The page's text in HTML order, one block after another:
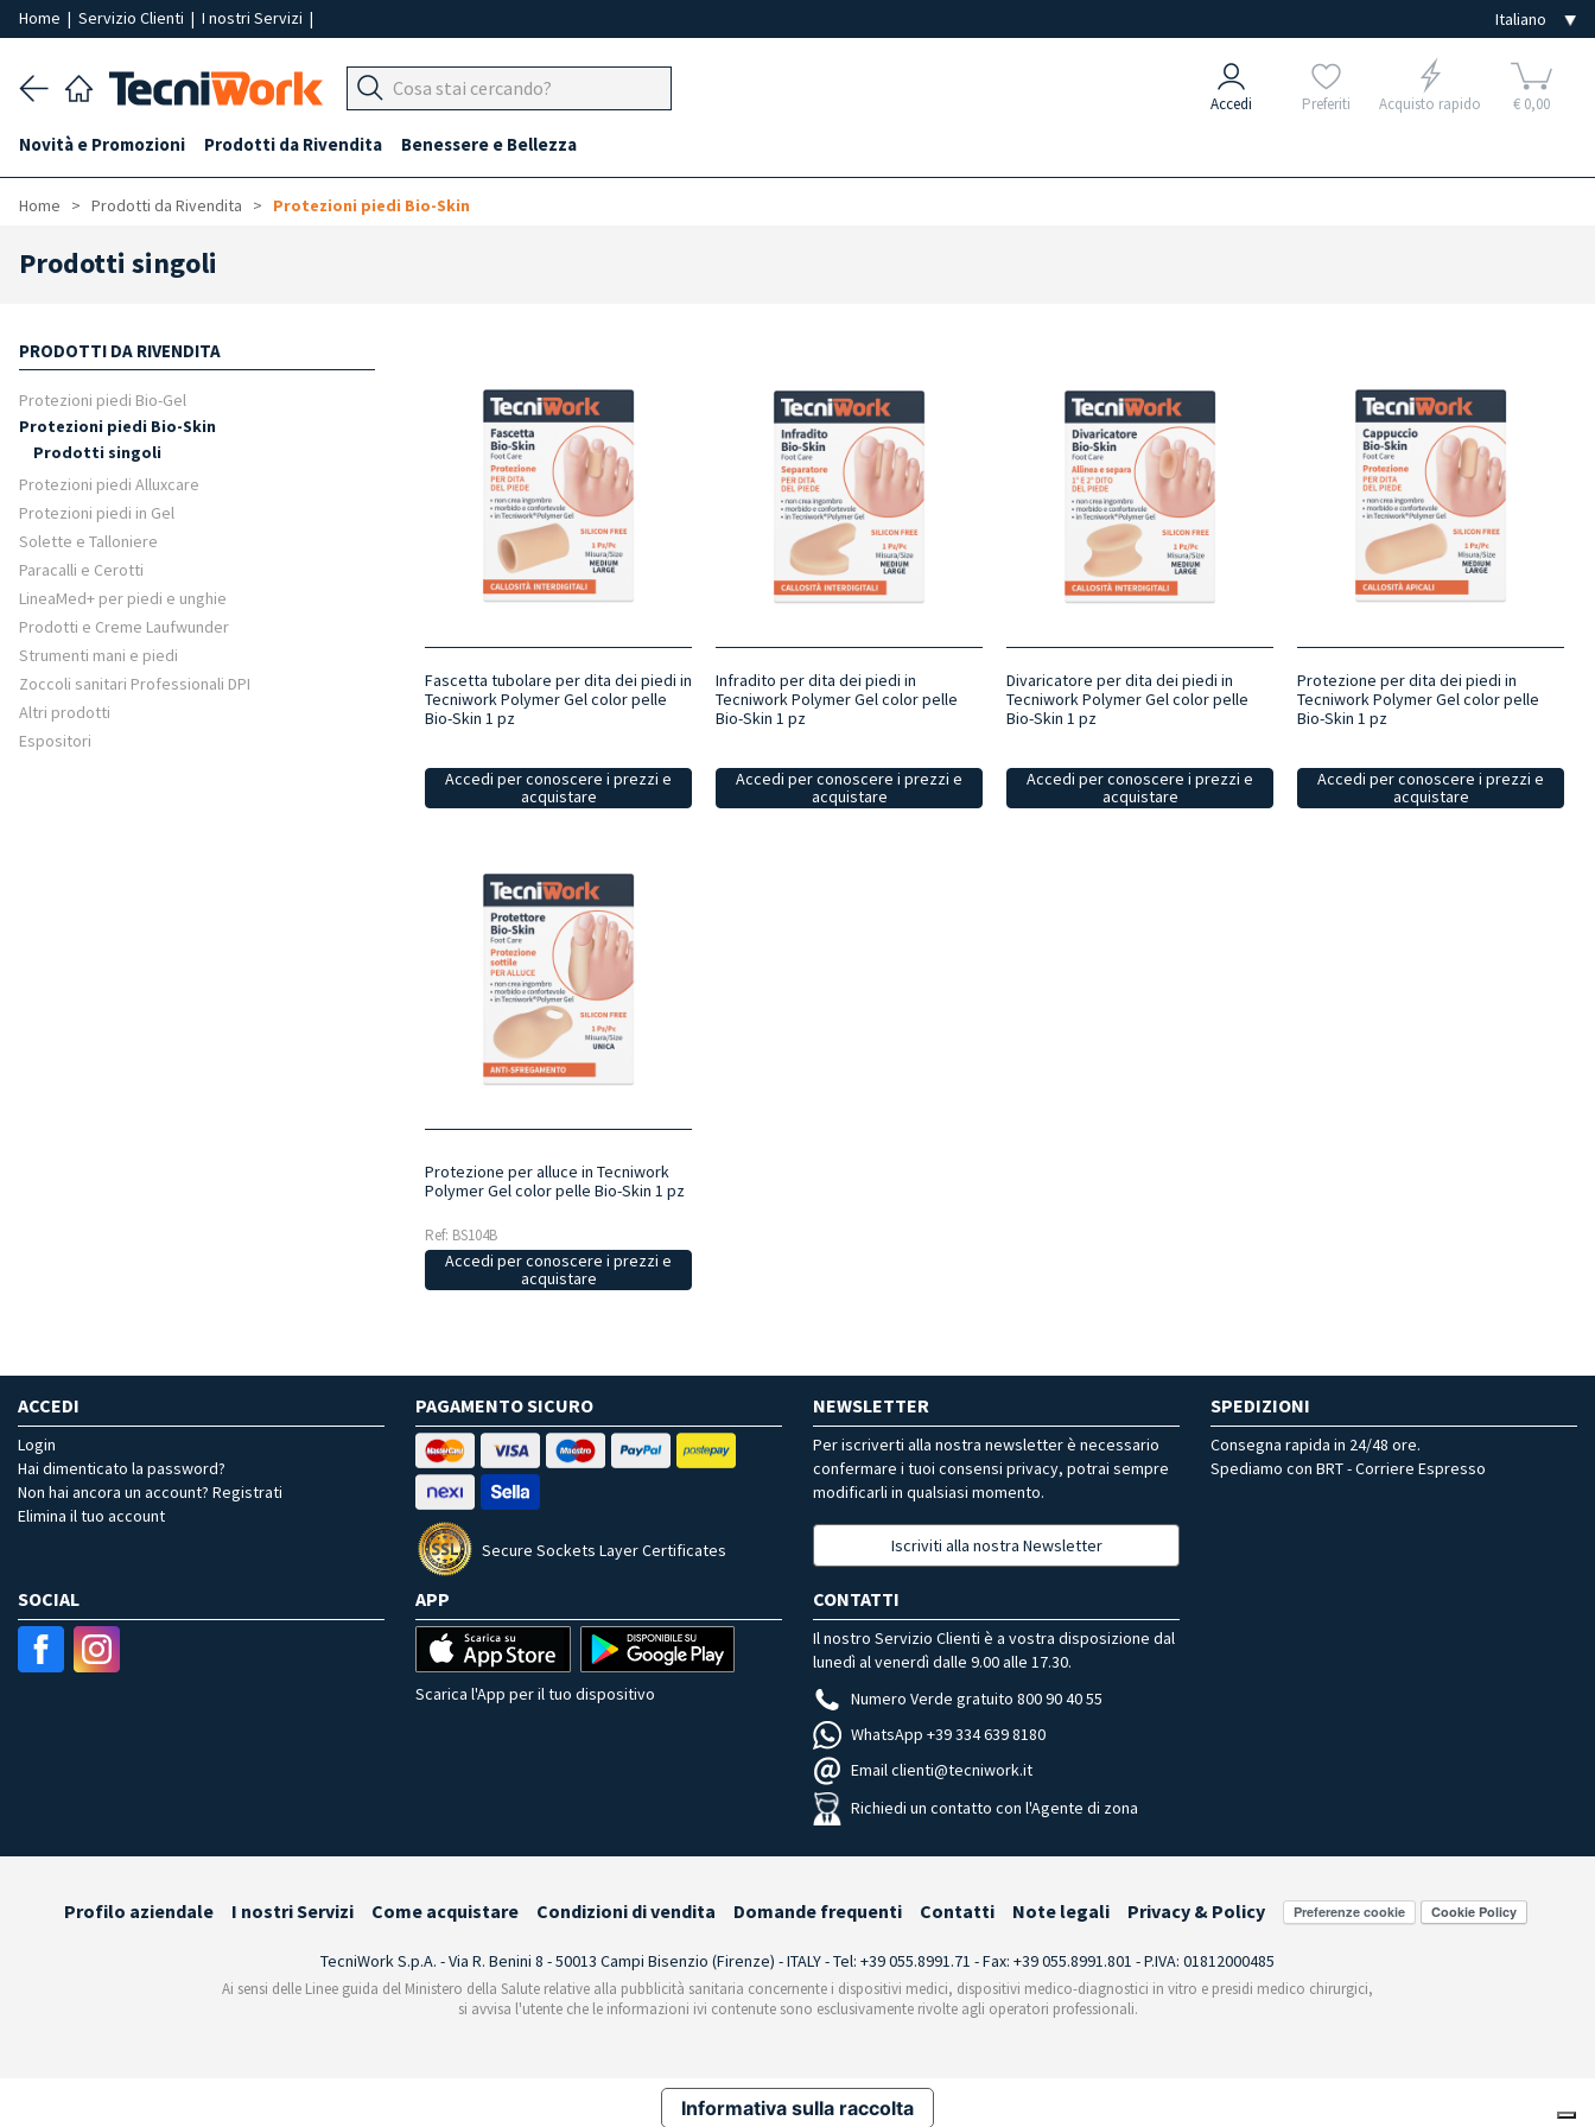
Home | Servizio Clienti | I nostri Servizi |
Accedi Preferiti Acquisto rapido € 0,00
Novità e Promozioni Prodotti da Rivendita Benessere e Bellezza
Home Prodotti da Rivendita Protezioni piedi Bio-Skin
Prodotti singoli
PRODOTTI DA RIVENDITA
Protezioni piedi Bio-Gel
Protezioni piedi Bio-Skin
Prodotti singoli
Protezioni piedi Alluxcare
Protezioni piedi in Gel
Solette e Talloniere
Paracalli e Cerotti
LineaMed+ per piedi e unghie
Prodotti e Creme Laufwunder
Strumenti mani e piedi
Zoccoli sanitari Professionali DPI
Altri prodotti
Espositori
Fascetta tubolare per dita dei piedi in
Tecniwork Polymer Gel color pelle
Bio-Skin 1 pz
Accedi per conoscere i prezzi e
acquistare
Infradito per dita dei piedi in
Tecniwork Polymer Gel color pelle
Bio-Skin 1 pz
Accedi per conoscere i prezzi e
acquistare
Divaricatore per dita dei piedi in
Tecniwork Polymer Gel color pelle
Bio-Skin 1 pz
Accedi per conoscere i prezzi e
acquistare
Protezione per dita dei piedi in
Tecniwork Polymer Gel color pelle
Bio-Skin 1 pz
Accedi per conoscere i prezzi e
acquistare
Protezione per alluce in Tecniwork
Polymer Gel color pelle Bio-Skin 1 pz
Ref: BS104B
Accedi per conoscere i prezzi e
acquistare
ACCEDI
Login
Hai dimenticato la password?
Non hai ancora un account? Registrati
Elimina il tuo account
PAGAMENTO SICURO
Secure Sockets Layer Certificates
NEWSLETTER
Per iscriverti alla nostra newsletter è necessario
confermare i tuoi consensi privacy, potrai sempre
modificarli in qualsiasi momento.
Iscriviti alla nostra Newsletter
SPEDIZIONI
Consegna rapida in 24/48 ore.
Spediamo con BRT - Corriere Espresso
SOCIAL APP
Scarica l'App per il tuo dispositivo
CONTATTI
Il nostro Servizio Clienti è a vostra disposizione dal
lunedì al venerdì dalle 9.00 alle 17.30.
Numero Verde gratuito 800 90 40 55
WhatsApp +39 334 639 8180
Email clienti@tecniwork.it
Richiedi un contatto con l'Agente di zona
Profilo aziendale I nostri Servizi Come acquistare Condizioni di vendita Domande frequenti Contatti Note legali Privacy & Policy Preferenze cookie
TecniWork S.p.A. - Via R. Benini 8 - 50013 Campi Bisenzio (Firenze) - ITALY - Tel: +39 055.8991.71 - Fax: +39 055.8991.801 - P.IVA: 01812000485
Ai sensi delle Linee guida del Ministero della Salute relative alla pubblicità sanitaria concernente i dispositivi medici, dispositivi medico-diagnostici in vitro e presidi medico chirurgici,
si avvisa l'utente che le informazioni ivi contenute sono esclusivamente rivolte agli operatori professionali.
Informativa sulla raccolta